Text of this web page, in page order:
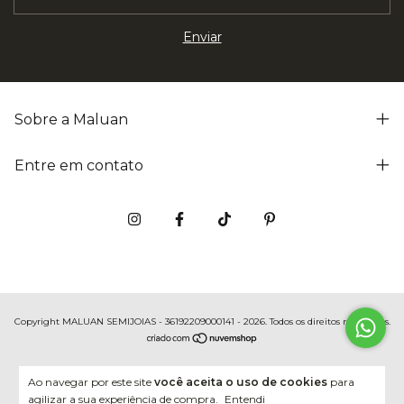
Ao navegar por este site você aceita o uso de cookies para
agilizar a sua experiência de compra. Entendi
Sobre a Maluan
Entre em contato
Copyright MALUAN SEMIJOIAS - 36192209000141 - 2026. Todos os direitos reservados.